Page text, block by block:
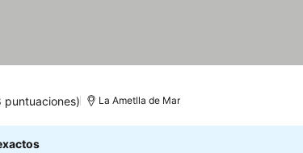
puntuaciones) La Ametlla de Mar